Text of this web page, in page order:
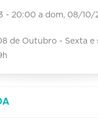
- 20:00 a dom, 08/10/
de Outubro - Sexta e